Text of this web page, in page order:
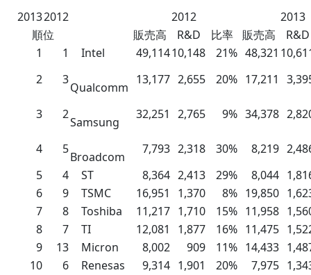
20132012 2012
2013
順位
販売高 R&D 比率 販売高
R&D
1
1 Intel 49,11410,148 21% 48,321
2
3
Qualcomm
13,177 2,655 20% 17,211
3 2
Samsung
32,251 2,765 9% 34,378
4 5
Broadcom
7,793 2,318 30% 8,219
5
4 ST 8,364 2,413 29% 8,044
6
9 TSMC 16,951 1,370 8% 19,850
7
8 Toshiba 11,217 1,710 15% 11,958
8
7 TI 12,081 1,877 16% 11,475
9
13 Micron 8,002 909 11% 14,433
10
6 Renesas 9,314 1,901 20% 7,975